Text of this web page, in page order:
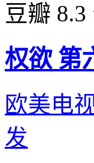
豆瓣 8.3
权欲 第
欧美电
发